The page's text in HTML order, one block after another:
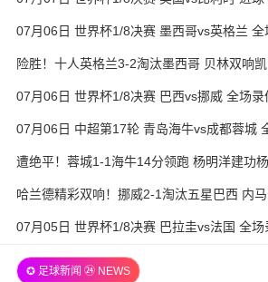
07月06日 世界杯1/8决赛 墨西哥vs英格兰 全
险胜！十人英格兰3-2淘汰墨西哥 贝林双响
07月06日 世界杯1/8决赛 巴西vs挪威 全场录
07月06日 中超第17轮 青岛海牛vs成都蓉城
遭绝平！蓉城1-1海牛14分领跑 杨明洋建功
哈兰德精彩双响！挪威2-1淘汰五星巴西 内
07月05日 世界杯1/8决赛 巴拉圭vs法国 全场
✪ 足球新闻 ㉔ NEWS